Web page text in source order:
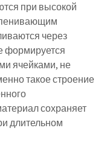
при высокой
через
формируется
ячейками, не
такое строение
сохраняет
длительном